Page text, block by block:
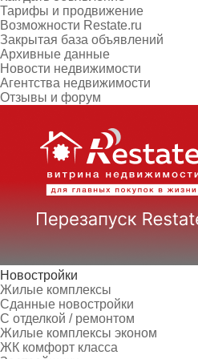
Тарифы и продвижение
Возможности Restate.ru
Закрытая база объявлений
Архивные данные
Новости недвижимости
Агентства недвижимости
Отзывы и форум
Новостройки
Жилые комплексы
Сданные новостройки
С отделкой / ремонтом
Жилые комплексы эконом
ЖК комфорт класса